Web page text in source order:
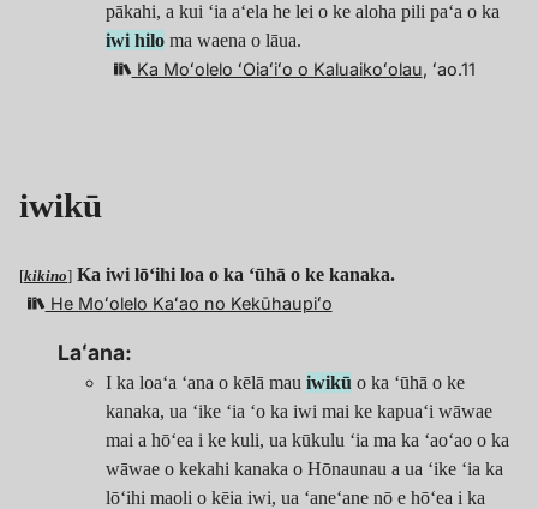
pākahi, a kui ʻia aʻela he lei o ke aloha pili paʻa o ka
iwi hilo ma waena o lāua.
Ka Moʻolelo ʻOiaʻiʻo o Kaluaikoʻolau, ʻao.11
iwikū
[kikino] Ka iwi lōʻihi loa o ka ʻūhā o ke kanaka.
He Moʻolelo Kaʻao no Kekūhaupiʻo
Laʻana:
I ka loaʻa ʻana o kēlā mau iwikū o ka ʻūhā o ke
kanaka, ua ʻike ʻia ʻo ka iwi mai ke kapuaʻi wāwae
mai a hōʻea i ke kuli, ua kūkulu ʻia ma ka ʻaoʻao o ka
wāwae o kekahi kanaka o Hōnaunau a ua ʻike ʻia ka
lōʻihi maoli o kēia iwi, ua ʻaneʻane nō e hōʻea i ka